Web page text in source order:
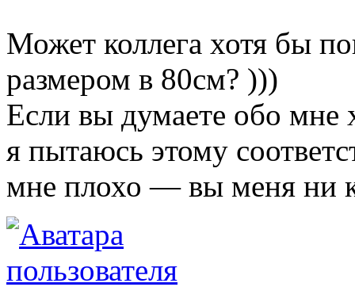
Может коллега хотя бы
размером в 80см? )))
Если вы думаете обо
я пытаюсь этому
мне плохо — вы меня ни